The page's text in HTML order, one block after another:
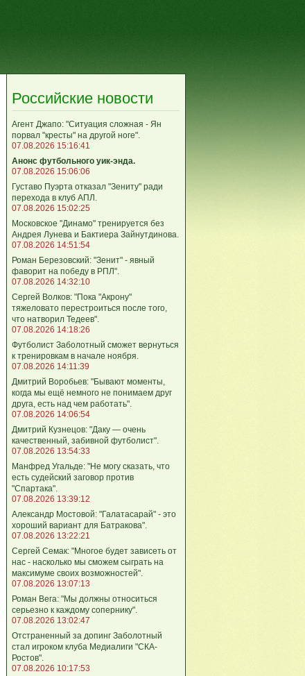
Российские новости
Агент Джапо: "Ситуация сложная - Ян
порвал "кресты" на другой ноге".
07.08.2026 15:16:41
Анонс футбольного уик-энда.
07.08.2026 15:06:06
Густаво Пуэрта отказал "Зениту" ради
перехода в клуб АПЛ.
07.08.2026 15:02:25
Московское "Динамо" тренируется без
Андрея Лунева и Бактиера Зайнутдинова.
07.08.2026 14:51:54
Роман Березовский: "Зенит" - явный
фаворит на победу в РПЛ".
07.08.2026 14:32:10
Сергей Волков: "Пока "Акрону"
тяжеловато перестроиться после того,
что натворил Тедеев".
07.08.2026 14:18:26
Футболист Заболотный сможет вернуться
к тренировкам в начале ноября.
07.08.2026 14:11:39
Дмитрий Воробьев: "Бывают моменты,
когда мы ещё немного не понимаем друг
друга, есть над чем работать".
07.08.2026 14:06:54
Дмитрий Кузнецов: "Даку — очень
качественный, забивной футболист".
07.08.2026 13:54:33
Манфред Угальде: "Не могу сказать, что
есть судейский заговор против
"Спартака".
07.08.2026 13:39:12
Александр Мостовой: "Галатасарай" - это
хороший вариант для Батракова".
07.08.2026 13:22:21
Сергей Семак: "Многое будет зависеть от
нас - насколько мы сможем сыграть на
максимуме своих возможностей".
07.08.2026 13:07:13
Роман Вега: "Мы должны относиться
серьезно к каждому сопернику".
07.08.2026 13:02:47
Отстраненный за допинг Заболотный
стал игроком клуба Медиалиги "СКА-
Ростов".
07.08.2026 10:17:53